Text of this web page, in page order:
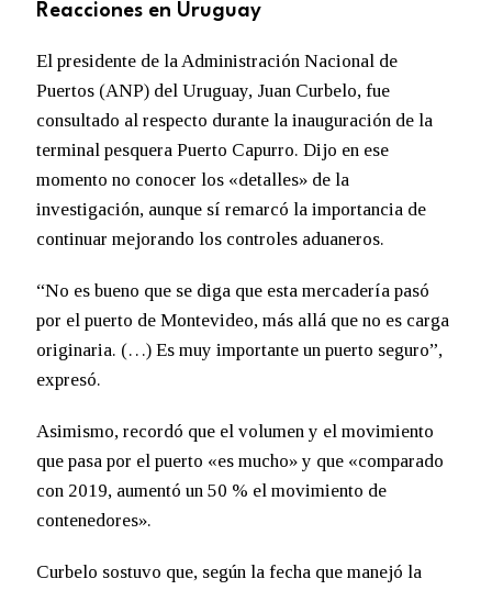
Reacciones en Uruguay
El presidente de la Administración Nacional de
Puertos (ANP) del Uruguay, Juan Curbelo, fue
consultado al respecto durante la inauguración de la
terminal pesquera Puerto Capurro. Dijo en ese
momento no conocer los «detalles» de la
investigación, aunque sí remarcó la importancia de
continuar mejorando los controles aduaneros.
“No es bueno que se diga que esta mercadería pasó
por el puerto de Montevideo, más allá que no es carga
originaria. (…) Es muy importante un puerto seguro”,
expresó.
Asimismo, recordó que el volumen y el movimiento
que pasa por el puerto «es mucho» y que «comparado
con 2019, aumentó un 50 % el movimiento de
contenedores».
Curbelo sostuvo que, según la fecha que manejó la